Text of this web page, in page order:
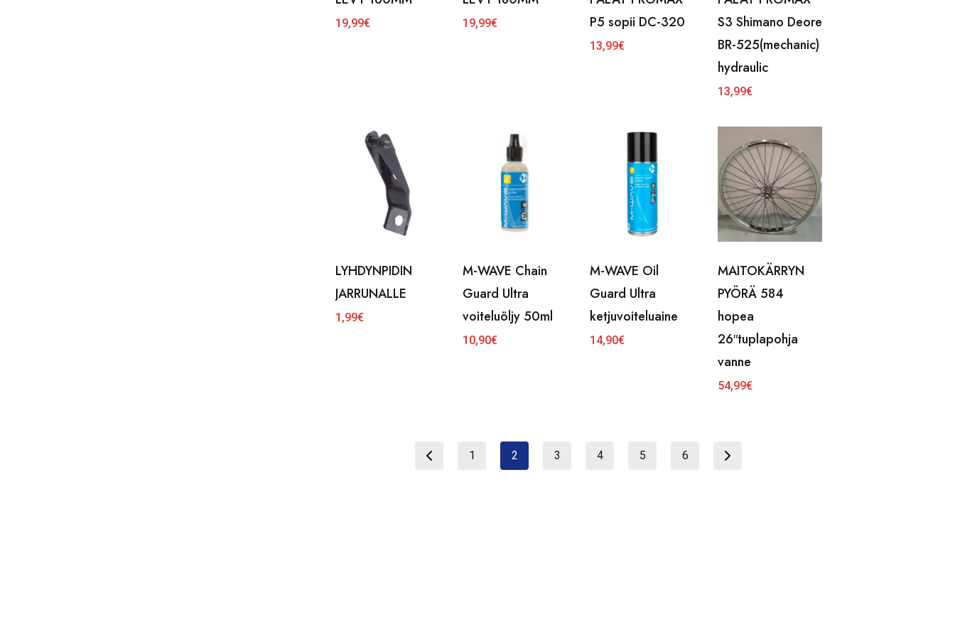
19,99€ 19,99€
P5 sopii DC-320
13,99€
S3 Shimano Deore
BR-525(mechanic)
hydraulic
13,99€
LYHDYNPIDIN
JARRUNALLE
1,99€
M-WAVE Chain
Guard Ultra
voiteluöljy 50ml
10,90€
M-WAVE Oil
Guard Ultra
ketjuvoiteluaine
14,90€
MAITOKÄRRYN
PYÖRÄ 584
hopea
26″tuplapohja
vanne
54,99€
1 2 3 4 5 6